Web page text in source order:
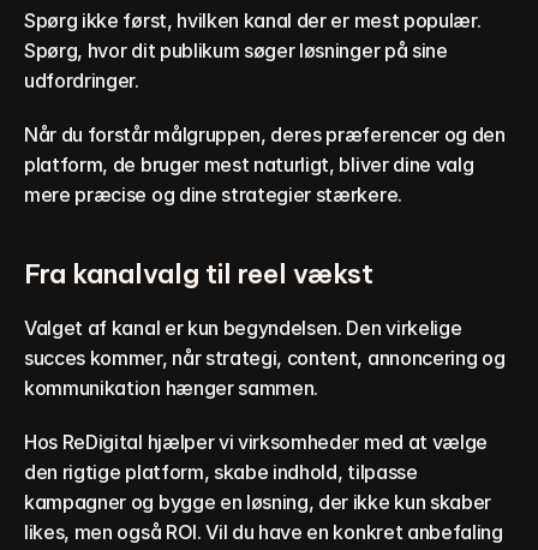
Spørg ikke først, hvilken kanal der er mest populær.
Spørg, hvor dit publikum søger løsninger på sine
udfordringer.
Når du forstår målgruppen, deres præferencer og den
platform, de bruger mest naturligt, bliver dine valg
mere præcise og dine strategier stærkere.
Fra kanalvalg til reel vækst
Valget af kanal er kun begyndelsen. Den virkelige
succes kommer, når strategi, content, annoncering og
kommunikation hænger sammen.
Hos ReDigital hjælper vi virksomheder med at vælge
den rigtige platform, skabe indhold, tilpasse
kampagner og bygge en løsning, der ikke kun skaber
likes, men også ROI. Vil du have en konkret anbefaling